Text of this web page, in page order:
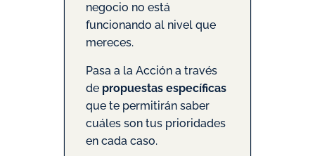
negocio no está
funcionando al nivel que
mereces.
Pasa a la Acción a través
de propuestas específicas
que te permitirán saber
cuáles son tus prioridades
en cada caso.